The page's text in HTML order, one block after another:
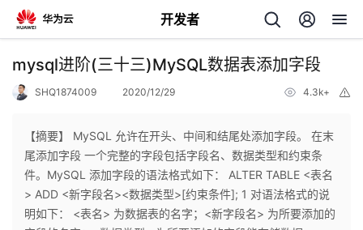
开发者
返
个
mysql进阶(三十三)MySQL数据表添加字段
SHQ1874009 2020/12/29 4.3k+
【摘要】 MySQL 允许在开头、中间和结尾处添加字段。 在末
尾添加字段 一个完整的字段包括字段名、数据类型和约束条
件。MySQL 添加字段的语法格式如下： ALTER TABLE <表名
> ADD <新字段名><数据类型>[约束条件]; 1 对语法格式的说
明如下： <表名> 为数据表的名字；<新字段名> 为所要添加的